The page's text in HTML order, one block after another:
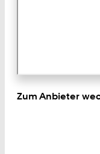
Zum Anbieter